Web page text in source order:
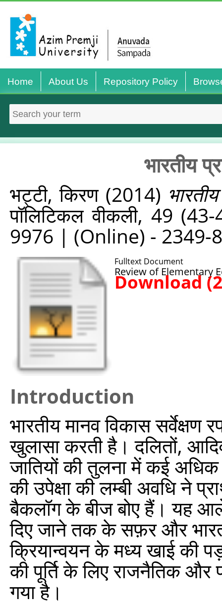
Home About Us Repository Policy
भारतीय
भट्टी, किरण(2014)
पॉलिटिकल वीकली, 49
9976 | (Online) - 2349-
Fulltext Document
Review of Elementary
Download
Introduction
भारतीय मानव विकास सर्वेक्षण
खुलासा करती है। दलितों,
जातियों की तुलना में कई
की उपेक्षा की लम्बी अवधि ने
बैकलॉग के बीज बोए हैं। यह
दिए जाने तक के सफ़र और
क्रियान्वयन के मध्य खाई की
की पूर्ति के लिए राजनैतिक
गया है।